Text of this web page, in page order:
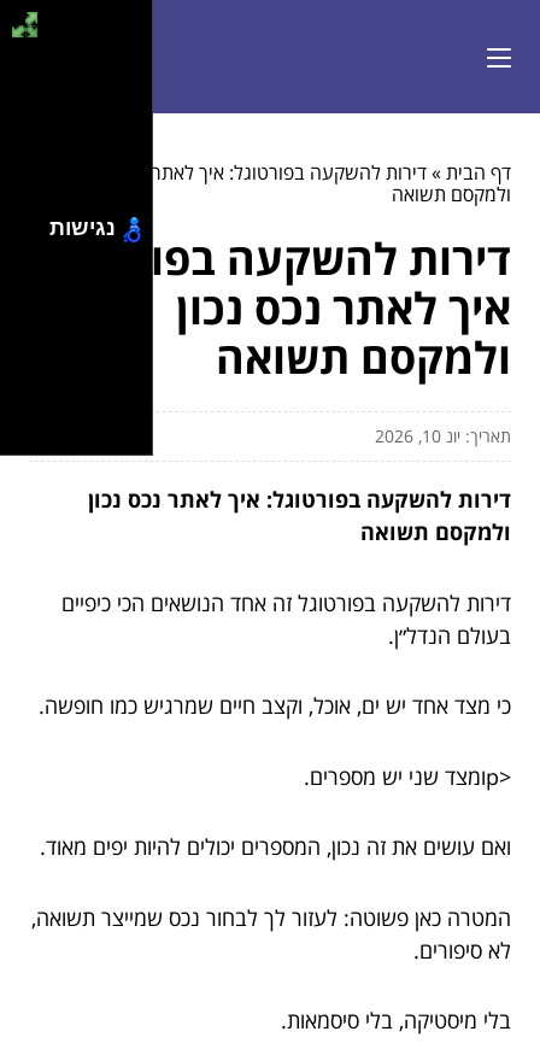
דף הבית»דירות להשקעה בפורטוגל: איך לאתר נכס נכון
ולמקסם תשואה
דירות להשקעה בפורטוגל:
איך לאתר נכס נכון
ולמקסם תשואה
תאריך: יונ 10, 2026
דירות להשקעה בפורטוגל: איך לאתר נכס נכון
ולמקסם תשואה
דירות להשקעה בפורטוגל זה אחד הנושאים הכי כיפיים
בעולם הנדל״ן.
כי מצד אחד יש ים, אוכל, וקצב חיים שמרגיש כמו חופשה.
<pומצד שני יש מספרים.
ואם עושים את זה נכון, המספרים יכולים להיות יפים מאוד.
המטרה כאן פשוטה: לעזור לך לבחור נכס שמייצר תשואה,
לא סיפורים.
בלי מיסטיקה, בלי סיסמאות.
נגישות